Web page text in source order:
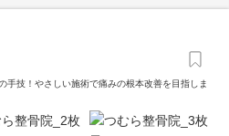
手技！やさしい施術で痛みの根本改善を目指しま